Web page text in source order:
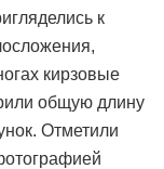
к
кирзовые
общую длину
Отметили